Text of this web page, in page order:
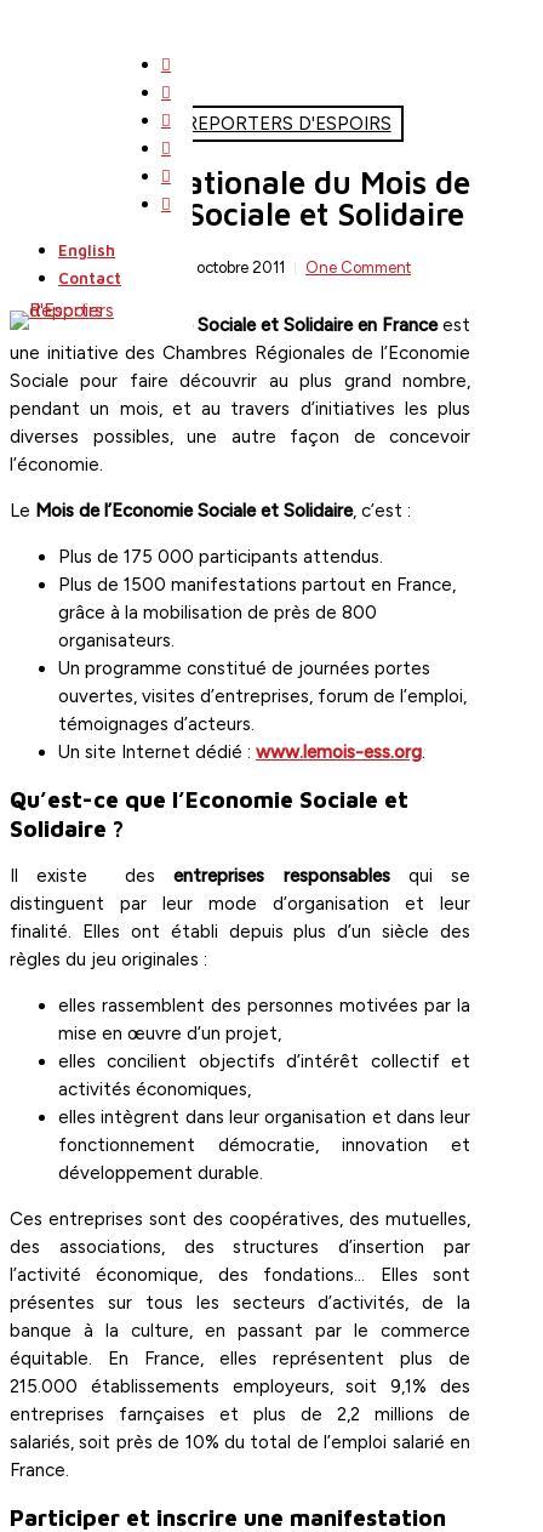
twitter
facebook
linkedin
youtube
instagram
flickr
English
Contact
search
Menu
L'ACTU DE REPORTERS D'ESPOIRS
4e édition nationale du Mois de
l’Economie Sociale et Solidaire
7 octobre 2011 One Comment
LeMois de l’Economie Sociale et Solidaire en Franceest
une initiative des Chambres Régionales de l’Economie
Sociale pour faire découvrir au plus grand nombre,
pendant un mois, et au travers d’initiatives les plus
diverses possibles, une autre façon de concevoir
l’économie.
Le Mois de l’Economie Sociale et Solidaire, c’est :
Plus de 175 000 participants attendus.
Plus de 1500 manifestations partout en France,
grâce à la mobilisation de près de 800
organisateurs.
Un programme constitué de journées portes
ouvertes, visites d’entreprises, forum de l’emploi,
témoignages d’acteurs.
Un site Internet dédié : www.lemois-ess.org.
Qu’est-ce que l’Economie Sociale et
Solidaire ?
Il existe desentreprises responsablesqui se
distinguent par leur mode d’organisation et leur
finalité. Elles ont établi depuis plus d’un siècle des
règles du jeu originales :
elles rassemblent des personnes motivées par la
mise en œuvre d’un projet,
elles concilient objectifs d’intérêt collectif et
activités économiques,
elles intègrent dans leur organisation et dans leur
fonctionnement démocratie, innovation et
développement durable.
Ces entreprises sont des coopératives, des mutuelles,
des associations, des structures d’insertion par
l’activité économique, des fondations… Elles sont
présentes sur tous les secteurs d’activités, de la
banque à la culture, en passant par le commerce
équitable. En France, elles représentent plus de
215.000 établissements employeurs, soit 9,1% des
entreprises farnçaises et plus de 2,2 millions de
salariés, soit près de 10% du total de l’emploi salarié en
France.
Participer et inscrire une manifestation